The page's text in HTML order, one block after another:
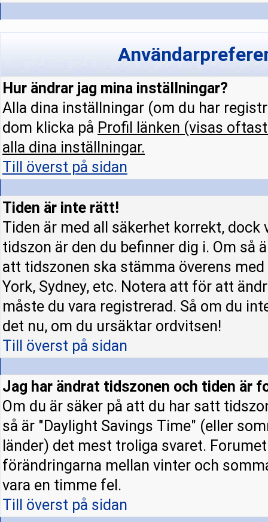
Hur ändrar jag mina inställningar?
Alla dina inställningar (om du har
dom klicka på Profil
länken (visas
alla dina inställningar.
Till överst på sidan
Tiden är inte rätt!
Tiden är med all säkerhet korrekt, dock
tidszon är den du befinner dig i. Om så
att tidszonen ska stämma överens
York, Sydney, etc. Notera att för att
måste du vara registrerad. Så om du
det nu, om du ursäktar ordvitsen!
Till överst på sidan
Jag har ändrat tidszonen och tiden är
Om du är säker på att du har satt
så är "Daylight Savings Time" (eller
länder) det mest troliga svaret.
förändringarna mellan vinter och
vara en timme fel.
Till överst på sidan